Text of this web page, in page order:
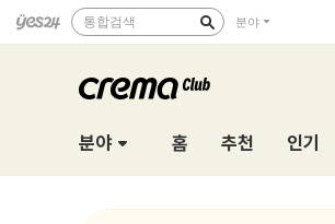
통합검색 분야
분야 홈 추천 인기